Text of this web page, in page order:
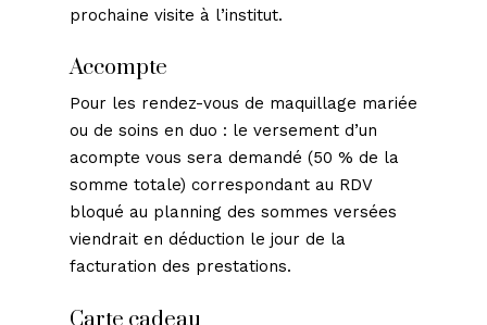
prochaine visite à l’institut.
Accompte
Pour les rendez-vous de maquillage mariée
ou de soins en duo : le versement d’un
acompte vous sera demandé (50 % de la
somme totale) correspondant au RDV
bloqué au planning des sommes versées
viendrait en déduction le jour de la
facturation des prestations.
Carte cadeau